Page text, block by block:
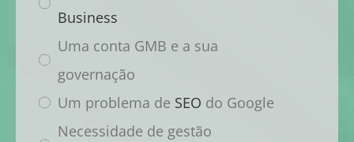
Business
Uma conta GMB e a sua
governação
Um problema de SEO do Google
Necessidade de gestão